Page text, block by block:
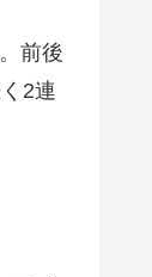
前後
2連